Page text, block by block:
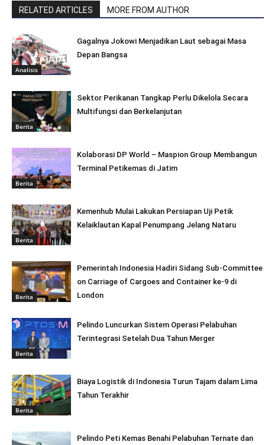
RELATED ARTICLES MORE FROM AUTHOR
Analisis
Gagalnya Jokowi Menjadikan Laut sebagai Masa
Depan Bangsa
Berita
Sektor Perikanan Tangkap Perlu Dikelola Secara
Multifungsi dan Berkelanjutan
Berita
Kolaborasi DP World – Maspion Group Membangun
Terminal Petikemas di Jatim
Berita
Kemenhub Mulai Lakukan Persiapan Uji Petik
Kelaiklautan Kapal Penumpang Jelang Nataru
Berita
Pemerintah Indonesia Hadiri Sidang Sub-Committee
on Carriage of Cargoes and Container ke-9 di
London
Berita
Pelindo Luncurkan Sistem Operasi Pelabuhan
Terintegrasi Setelah Dua Tahun Merger
Berita
Biaya Logistik di Indonesia Turun Tajam dalam Lima
Tahun Terakhir
Pelindo Peti Kemas Benahi Pelabuhan Ternate dan